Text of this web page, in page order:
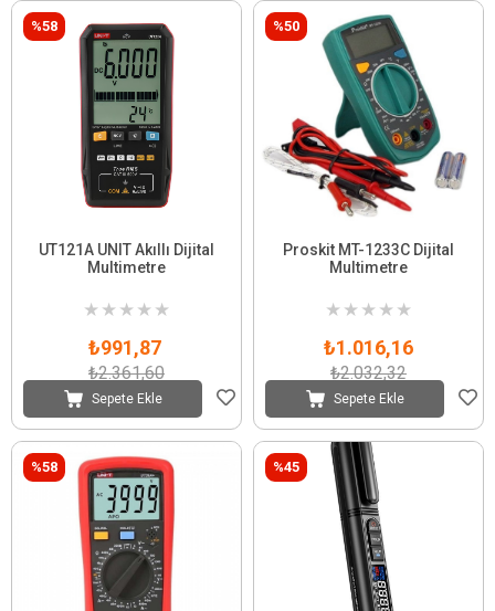
UT121A UNIT Akıllı Dijital
Multimetre
★ ★ ★ ★ ★
₺991,87
₺2.361,60
Sepete Ekle
%58
Proskit MT-1233C Dijital
Multimetre
★ ★ ★ ★ ★
₺1.016,16
₺2.032,32
Sepete Ekle
%50
%58 %45